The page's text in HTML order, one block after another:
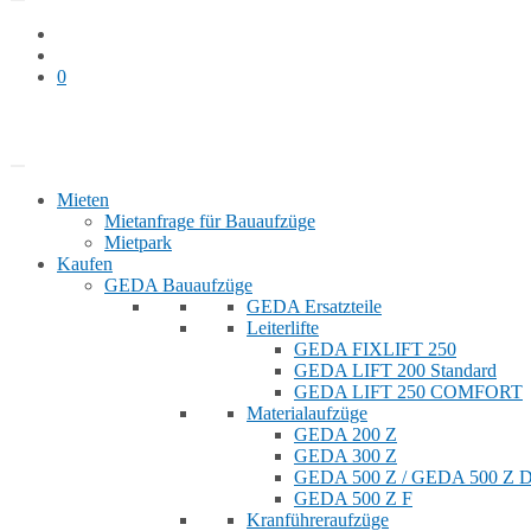
0
Mieten
Mietanfrage für Bauaufzüge
Mietpark
Kaufen
GEDA Bauaufzüge
GEDA Ersatzteile
Leiterlifte
GEDA FIXLIFT 250
GEDA LIFT 200 Standard
GEDA LIFT 250 COMFORT
Materialaufzüge
GEDA 200 Z
GEDA 300 Z
GEDA 500 Z / GEDA 500 Z
GEDA 500 Z F
Kranführeraufzüge